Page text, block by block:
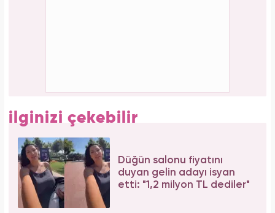
plakası olduğu iddiasına yanıt geldi